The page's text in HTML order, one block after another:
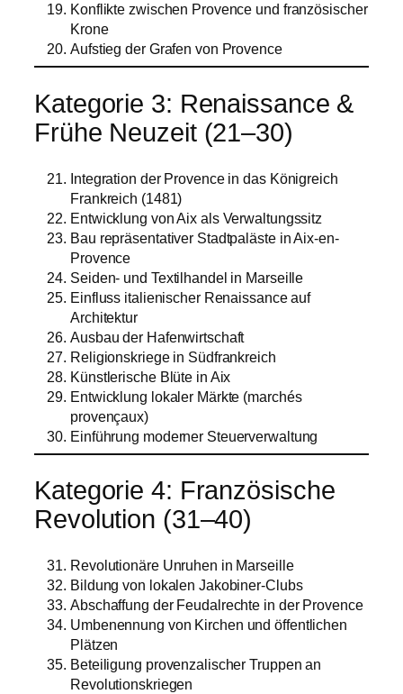
Konflikte zwischen Provence und französischer
Krone
Aufstieg der Grafen von Provence
Kategorie 3: Renaissance &
Frühe Neuzeit (21–30)
Integration der Provence in das Königreich
Frankreich (1481)
Entwicklung von Aix als Verwaltungssitz
Bau repräsentativer Stadtpaläste in Aix-en-
Provence
Seiden- und Textilhandel in Marseille
Einfluss italienischer Renaissance auf
Architektur
Ausbau der Hafenwirtschaft
Religionskriege in Südfrankreich
Künstlerische Blüte in Aix
Entwicklung lokaler Märkte (marchés
provençaux)
Einführung moderner Steuerverwaltung
Kategorie 4: Französische
Revolution (31–40)
Revolutionäre Unruhen in Marseille
Bildung von lokalen Jakobiner-Clubs
Abschaffung der Feudalrechte in der Provence
Umbenennung von Kirchen und öffentlichen
Plätzen
Beteiligung provenzalischer Truppen an
Revolutionskriegen